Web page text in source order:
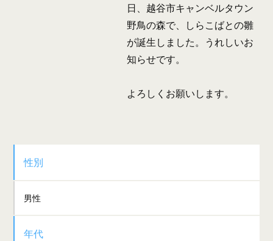
日、越谷市キャンベルタウン
野鳥の森で、しらこばとの雛
が誕生しました。うれしいお
知らせです。
よろしくお願いします。
性別
男性
年代